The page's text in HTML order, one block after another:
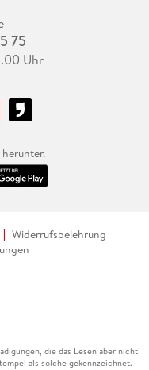
75
Uhr
herunter.
Widerrufsbelehrung
die das Lesen aber nicht
als solche gekennzeichnet.